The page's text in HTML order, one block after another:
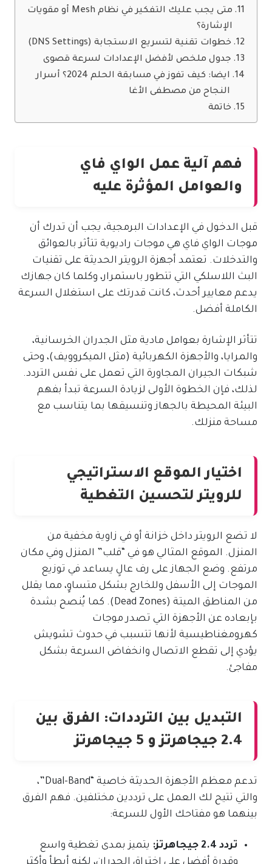
متى يجب عليك التفكير في نظام Mesh أو مقويات
الإشارة؟
خطوات تقنية لتسريع الاستجابة (DNS Settings)
جدول ملخص لأفضل الإعدادات لسرعة قصوى
ايضا: كيف تفوز في مسابقة الحلم 2024؟ أسرار
النجاح من مصطفى الأغا
خاتمة
فهم آلية عمل الواي فاي
والعوامل المؤثرة عليه
قبل الدخول في الإعدادات البرمجية، يجب أن تدرك أن
موجات الواي فاي هي موجات راديوية تتأثر بالعوائق
والتدخلات. تعتمد أجهزة الرويتر الحديثة على تقنيات
البث اللاسلكي التي تتطور باستمرار، وكلما كان جهازك
يدعم معايير أحدث، كانت قدرتك على استغلال السرعة
الكاملة أفضل.
تتأثر الإشارة بعوامل مادية مثل الجدران الخرسانية،
والمرايا، والأجهزة الكهربائية (مثل الميكروويف)، وحتى
شبكات الجيران المجاورة التي تعمل على نفس التردد.
لذلك، فإن الخطوة الأولى لزيادة السرعة تبدأ بفهم
البيئة المحيطة بالجهاز وتنسيقها بما يتناسب مع
مساحة منزلك.
اختيار الموقع الاستراتيجي
للرويتر لتحسين التغطية
لا تضع الرويتر داخل خزانة أو في زاوية مخفية من
المنزل. الموقع المثالي هو في “قلب” المنزل وفي مكان
مرتفع. وضع الجهاز على رف عالٍ يساعد في توزيع
الموجات إلى الأسفل وللخارج بشكل متساوٍ، مما يقلل
من المناطق الميتة (Dead Zones). كما يُنصح بشدة
بإبعاده عن الأجهزة التي تصدر موجات
كهرومغناطيسية لأنها تتسبب في حدوث تشويش
يؤدي إلى تقطع الاتصال وانخفاض السرعة بشكل
مفاجئ.
التبديل بين الترددات: الفرق بين
2.4 جيجاهرتز و 5 جيجاهرتز
تدعم معظم الأجهزة الحديثة خاصية “Dual-Band”،
والتي تتيح لك العمل على ترددين مختلفين. فهم الفرق
بينهما هو مفتاحك الأول للسرعة:
تردد 2.4 جيجاهرتز:
يتميز بمدى تغطية واسع